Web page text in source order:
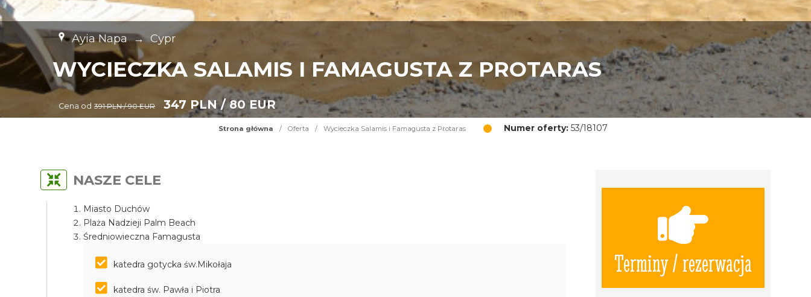
Ayia Napa → Cypr
WYCIECZKA SALAMIS I FAMAGUSTA Z PROTARAS
Cena od 391 PLN / 90 EUR 347 PLN / 80 EUR
Strona główna / Oferta / Wycieczka Salamis i Famagusta z Protaras Numer oferty: 53/18107
Terminy / rezerwacja
NASZE CELE
Miasto Duchów
Plaża Nadzieji Palm Beach
Średniowieczna Famagusta
katedra gotycka św.Mikołaja
katedra św. Pawła i Piotra